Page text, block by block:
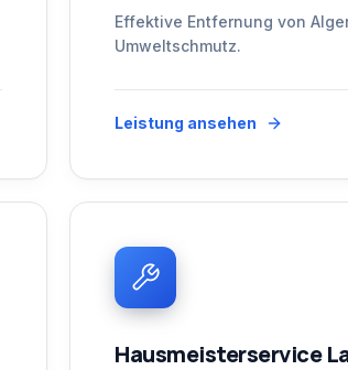
Effektive Entfernung von
Umweltschmutz.
Leistung ansehen
Hausmeisterservice